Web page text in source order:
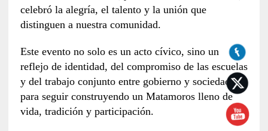
celebró la alegría, el talento y la unión que
distinguen a nuestra comunidad.
Este evento no solo es un acto cívico, sino un
reflejo de identidad, del compromiso de las escuelas
y del trabajo conjunto entre gobierno y sociedad
para seguir construyendo un Matamoros lleno de
vida, tradición y participación.